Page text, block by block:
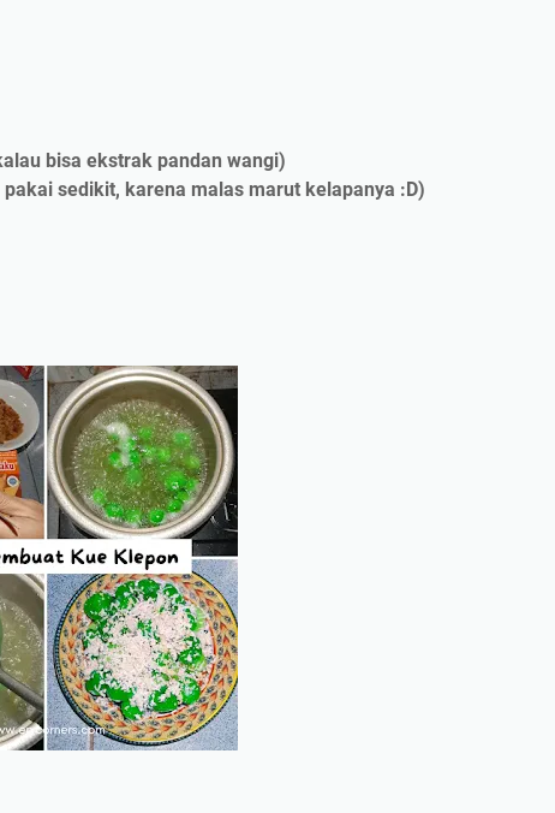
bisa ekstrak pandan wangi)
sedikit, karena malas marut kelapanya :D)